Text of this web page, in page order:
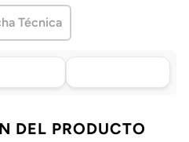
Técnica
tienda sin
tienda más
por WhatsApp
nuestros ejecutivos
DEL PRODUCTO